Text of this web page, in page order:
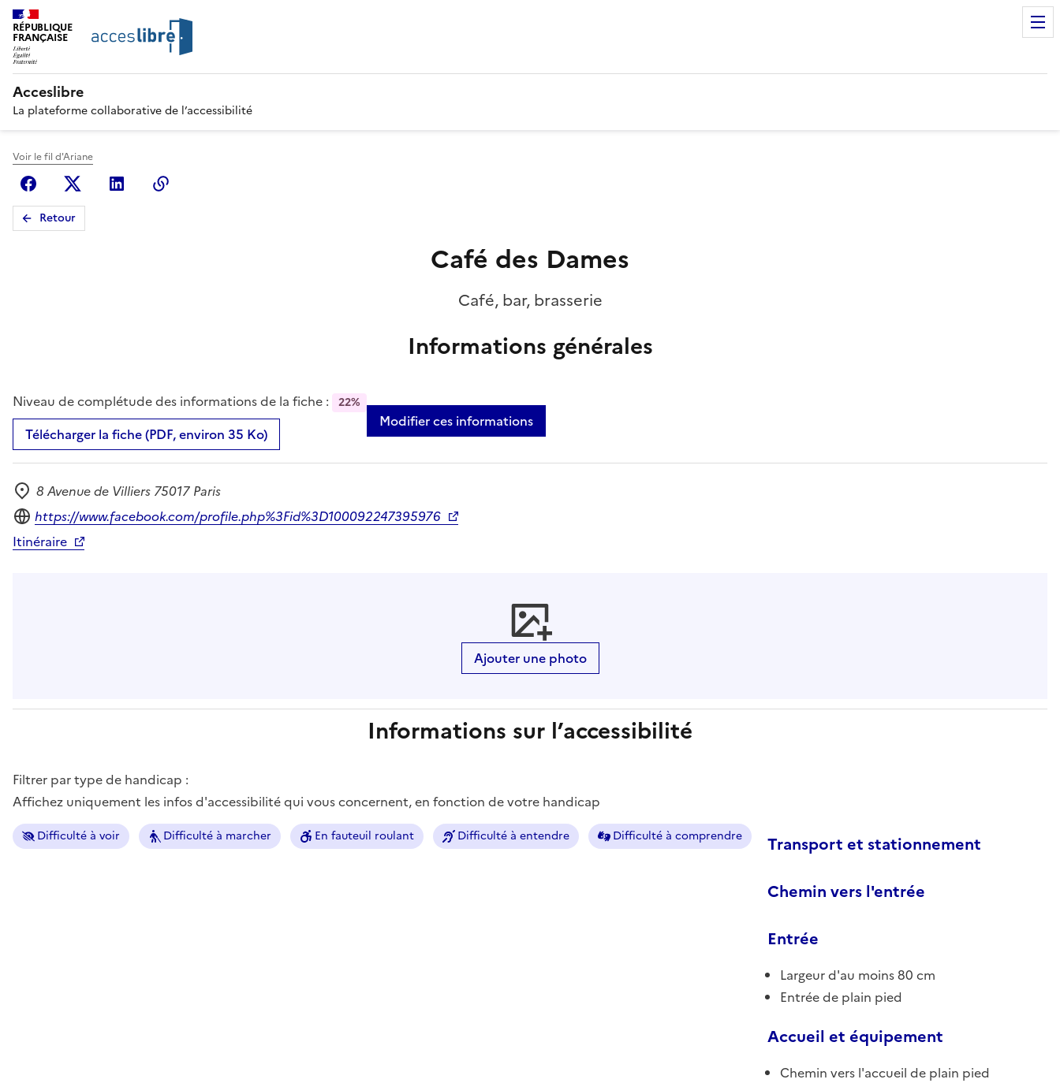
RÉPUBLIQUE
FRANÇAISE
Acceslibre
La plateforme collaborative de l’accessibilité
Voir le fil d'Ariane
FacebookX (anciennement Twitter)
Linkedin
Retour
Café des Dames
Café, bar, brasserie
Informations générales
Niveau de complétude des informations de la fiche : 22%
Télécharger la fiche (PDF, environ 35 Ko)
Modifier ces informations
Adresse
8 Avenue de Villiers 75017 Paris
Site internet
https://www.facebook.com/profile.php%3Fid%3D100092247395976
Itinéraire
Ajouter une photo
Informations sur l’accessibilité
Filtrer par type de handicap :
Affichez uniquement les infos d'accessibilité qui vous concernent, en fonction de votre handicap
Difficulté à voir Difficulté à marcher En fauteuil roulant Difficulté à entendre Difficulté à comprendre
Transport et stationnement
Chemin vers l'entrée
Entrée
Largeur d'au moins 80 cm
Entrée de plain pied
Accueil et équipement
Chemin vers l'accueil de plain pied